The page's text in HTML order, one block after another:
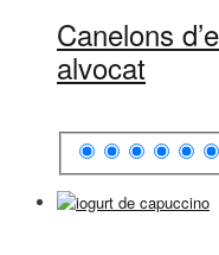
Canelons
alvocat